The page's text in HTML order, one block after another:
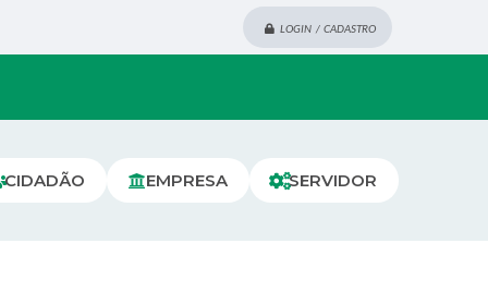
LOGIN / CADASTRO
CIDADÃO EMPRESA SERVIDOR